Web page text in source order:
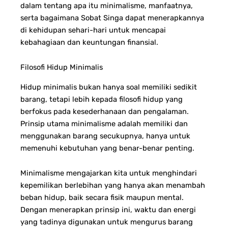
dalam tentang apa itu minimalisme, manfaatnya,
serta bagaimana Sobat Singa dapat menerapkannya
di kehidupan sehari-hari untuk mencapai
kebahagiaan dan keuntungan finansial.
Filosofi Hidup Minimalis
Hidup minimalis bukan hanya soal memiliki sedikit
barang, tetapi lebih kepada filosofi hidup yang
berfokus pada kesederhanaan dan pengalaman.
Prinsip utama minimalisme adalah memiliki dan
menggunakan barang secukupnya, hanya untuk
memenuhi kebutuhan yang benar-benar penting.
Minimalisme mengajarkan kita untuk menghindari
kepemilikan berlebihan yang hanya akan menambah
beban hidup, baik secara fisik maupun mental.
Dengan menerapkan prinsip ini, waktu dan energi
yang tadinya digunakan untuk mengurus barang